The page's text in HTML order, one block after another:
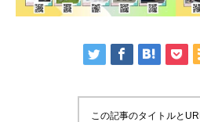
この記事のタイトルと